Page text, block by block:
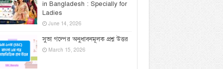
in Bangladesh : Specially for
Ladies
June 14, 2026
সুভা গল্পের অনুধাবনমূলক প্রশ্ন উত্তর
March 15, 2026